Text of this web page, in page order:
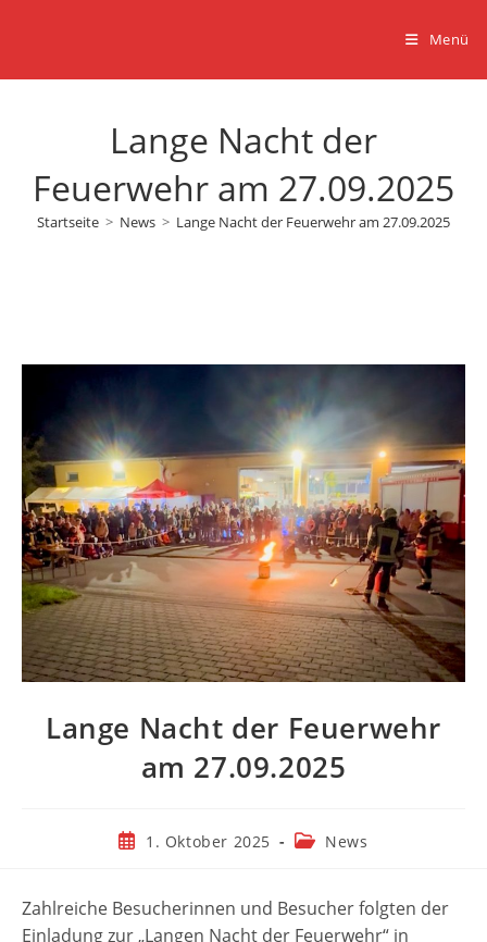
Menü
Lange Nacht der
Feuerwehr am 27.09.2025
Startseite > News > Lange Nacht der Feuerwehr am 27.09.2025
Lange Nacht der Feuerwehr
am 27.09.2025
Beitrag1. Oktober 2025
Beitrags-
News
Zahlreiche Besucherinnen und Besucher folgten der
Einladung zur „Langen Nacht der Feuerwehr“ in